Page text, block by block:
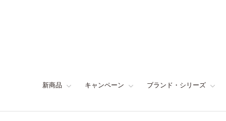
新商品 キャンペーン ブランド・シリーズ